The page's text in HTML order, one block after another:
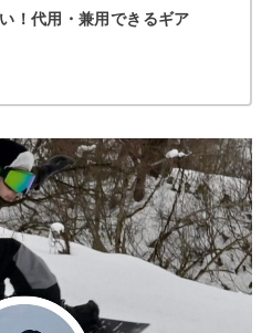
！代用・兼用できるギア